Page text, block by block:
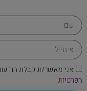
אני מאשר/ת קבלת
הפרטיות